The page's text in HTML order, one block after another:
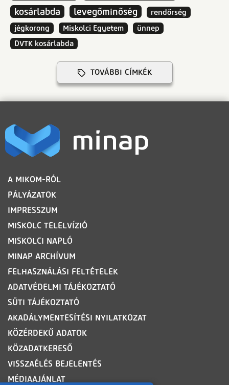
kosárlabda
levegőminőség
rendőrség
jégkorong
Miskolci Egyetem
ünnep
DVTK kosárlabda
TOVÁBBI CÍMKÉK
LÁBLÉC
A MIKOM-RÓL
PÁLYÁZATOK
IMPRESSZUM
MISKOLC TELELVÍZIÓ
MISKOLCI NAPLÓ
MINAP ARCHÍVUM
FELHASZNÁLÁSI FELTÉTELEK
ADATVÉDELMI TÁJÉKOZTATÓ
SÜTI TÁJÉKOZTATÓ
AKADÁLYMENTESÍTÉSI NYILATKOZAT
KÖZÉRDEKŰ ADATOK
KÖZADATKERESŐ
VISSZAÉLÉS BEJELENTÉS
MÉDIAAJÁNLAT